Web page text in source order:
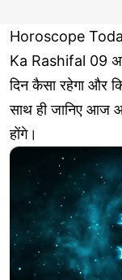
Horoscope
Ka Rashifal 09
दिन कैसा रहेगा और
साथ ही जानिए आज
होंगे।